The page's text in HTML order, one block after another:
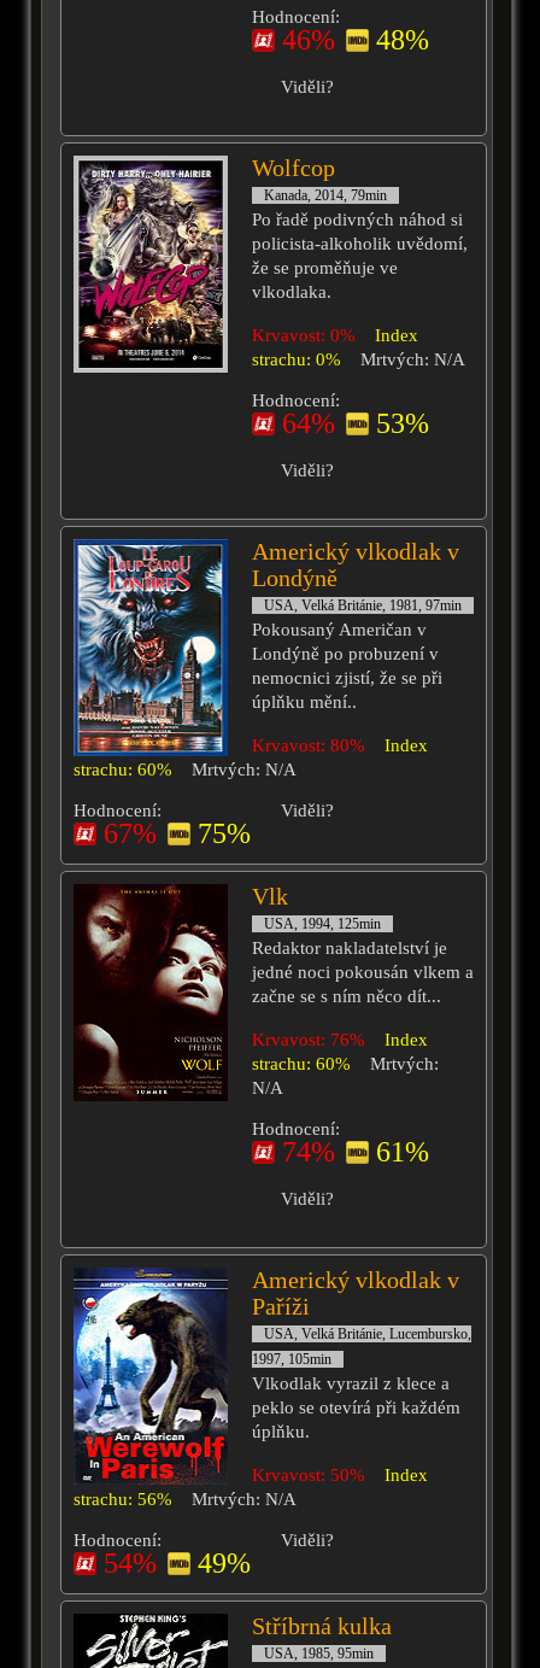
Hodnocení:
46% 48%
Viděli?
Wolfcop
Kanada, 2014, 79min
Po řadě podivných náhod si
policista-alkoholik uvědomí,
že se proměňuje ve
vlkodlaka.
Krvavost: 0%
Index
strachu: 0%
Mrtvých: N/A
Hodnocení:
64% 53%
Viděli?
Americký vlkodlak v
Londýně
USA, Velká Británie, 1981, 97min
Pokousaný Američan v
Londýně po probuzení v
nemocnici zjistí, že se při
úplňku mění..
Krvavost: 80%
Index
strachu: 60%
Mrtvých: N/A
Hodnocení:
67% 75%
Viděli?
Vlk
USA, 1994, 125min
Redaktor nakladatelství je
jedné noci pokousán vlkem a
začne se s ním něco dít...
Krvavost: 76%
Index
strachu: 60%
Mrtvých:
N/A
Hodnocení:
74% 61%
Viděli?
Americký vlkodlak v
Paříži
USA, Velká Británie, Lucembursko,
1997, 105min
Vlkodlak vyrazil z klece a
peklo se otevírá při každém
úplňku.
Krvavost: 50%
Index
strachu: 56%
Mrtvých: N/A
Hodnocení:
54% 49%
Viděli?
Stříbrná kulka
USA, 1985, 95min